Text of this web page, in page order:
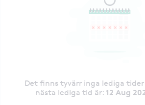
Det finns tyvärr inga lediga tider
nästa lediga tid är: 12 Aug